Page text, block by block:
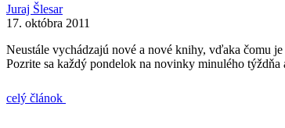
Juraj Šlesar
17. októbra 2011
Neustále vychádzajú nové a nové knihy, vďaka čomu
Pozrite sa každý pondelok na novinky minulého
celý článok